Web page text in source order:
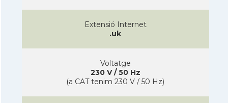
Extensió Internet
.uk
Voltatge
230 V / 50 Hz
(a CAT tenim 230 V / 50 Hz)